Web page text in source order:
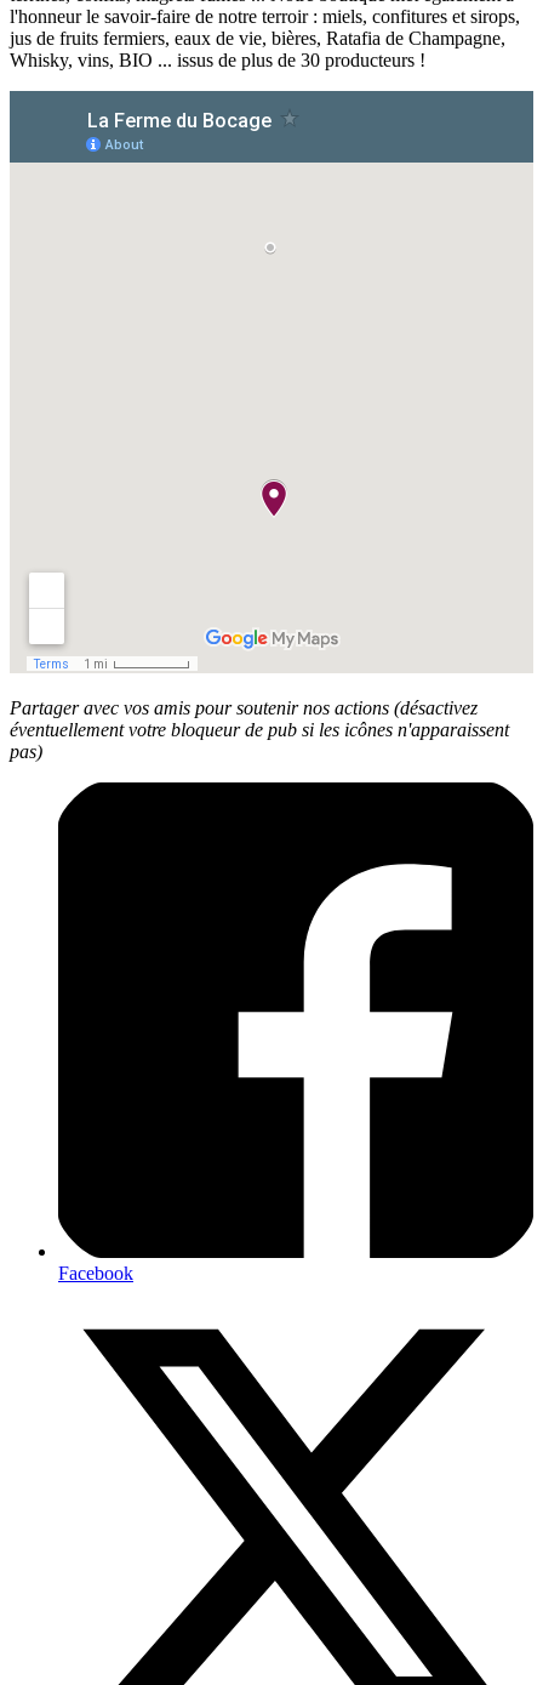
l'honneur le savoir-faire de notre terroir : miels, confitures et sirops,
jus de fruits fermiers, eaux de vie, bières, Ratafia de Champagne,
Whisky, vins, BIO ... issus de plus de 30 producteurs !
Partager avec vos amis pour soutenir nos actions (désactivez
éventuellement votre bloqueur de pub si les icônes n'apparaissent
pas)
Facebook